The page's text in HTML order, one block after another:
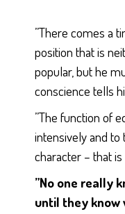
”There comes a
position that is
popular, but he
conscience tells
”The function of
intensively and to
character – that
”No one really
until they know